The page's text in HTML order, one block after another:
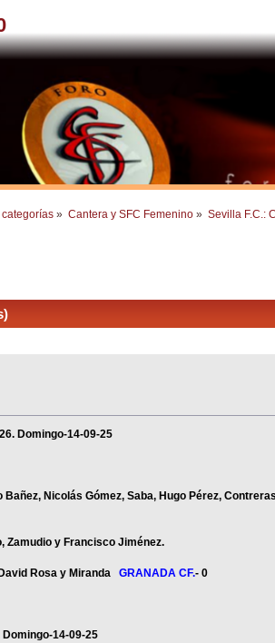
» Cantera y SFC Femenino » Sevilla F.C.:
Domingo-14-09-25
Nicolás Gómez, Saba, Hugo Pérez,
Zamudio y Francisco Jiménez.
Rosa y Miranda GRANADA CF.- 0
Domingo-14-09-25